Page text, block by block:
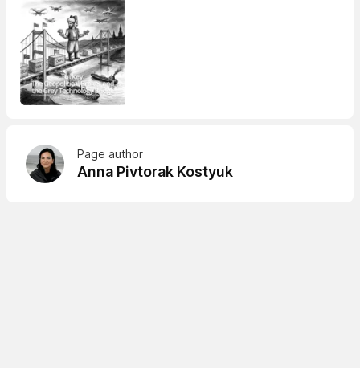
Page author
Anna Pivtorak Kostyuk